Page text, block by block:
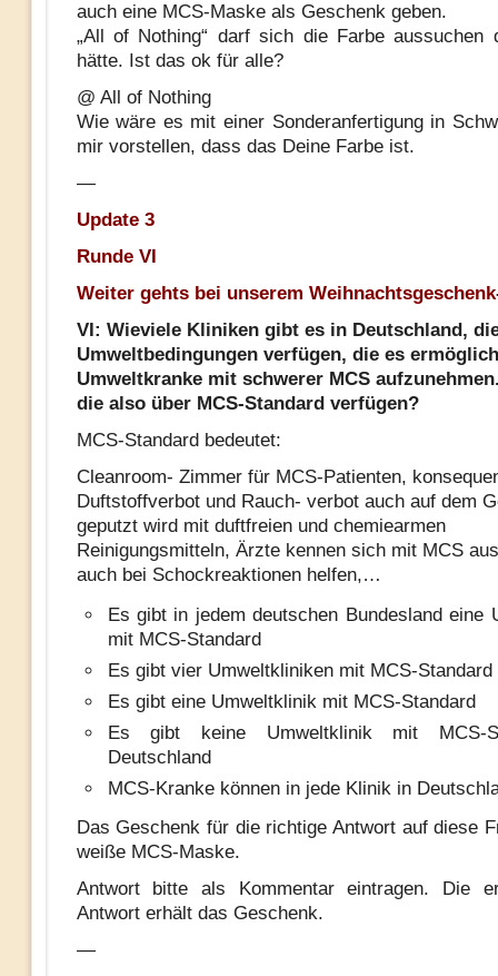
auch eine MCS-Maske als Geschenk geben.
„All of Nothing“ darf sich die Farbe aussuchen
hätte. Ist das ok für alle?
@ All of Nothing
Wie wäre es mit einer Sonderanfertigung in
mir vorstellen, dass das Deine Farbe ist.
—
Update 3
Runde VI
Weiter gehts bei unserem
VI: Wieviele Kliniken gibt es in Deutschland,
Umweltbedingungen verfügen, die es
Umweltkranke mit schwerer MCS
die also über MCS-Standard verfügen?
MCS-Standard bedeutet:
Cleanroom- Zimmer für MCS-Patienten,
Duftstoffverbot und Rauch- verbot auch auf dem
geputzt wird mit duftfreien und chemiearmen
Reinigungsmitteln, Ärzte kennen sich mit MCS
auch bei Schockreaktionen helfen,…
Es gibt in jedem deutschen Bundesland eine
mit MCS-Standard
Es gibt vier Umweltkliniken mit MCS-Standard
Es gibt eine Umweltklinik mit MCS-Standard
Es gibt keine Umweltklinik mit MCS-
Deutschland
MCS-Kranke können in jede Klinik in
Das Geschenk für die richtige Antwort auf diese
weiße MCS-Maske.
Antwort bitte als Kommentar eintragen. Die
Antwort erhält das Geschenk.
—